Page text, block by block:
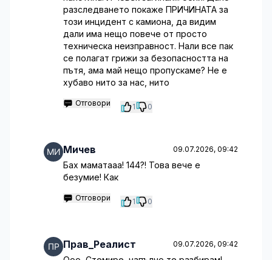
разследването покаже ПРИЧИНАТА за
този инцидент с камиона, да видим
дали има нещо повече от просто
техническа неизправност. Нали все пак
се полагат грижи за безопасността на
пътя, ама май нещо пропускаме? Не е
хубаво нито за нас, нито
Отговори 1 0
Мичев 09.07.2026, 09:42
Бах маматааа! 144?! Това вече е
безумие! Как
Отговори 1 0
Прав_Реалист 09.07.2026, 09:42